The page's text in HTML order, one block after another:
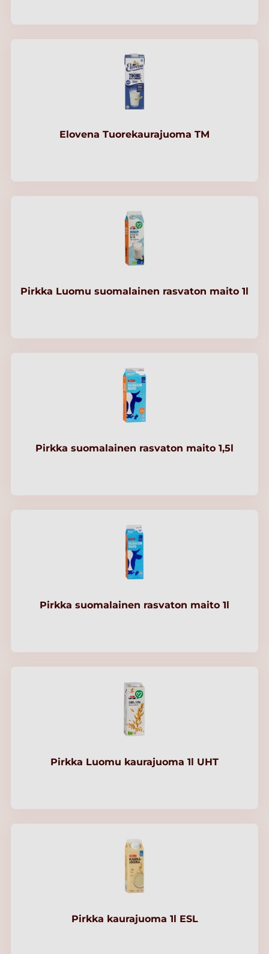
Elovena Tuorekaurajuoma TM
Pirkka Luomu suomalainen rasvaton maito 1l
Pirkka suomalainen rasvaton maito 1,5l
Pirkka suomalainen rasvaton maito 1l
Pirkka Luomu kaurajuoma 1l UHT
Pirkka kaurajuoma 1l ESL